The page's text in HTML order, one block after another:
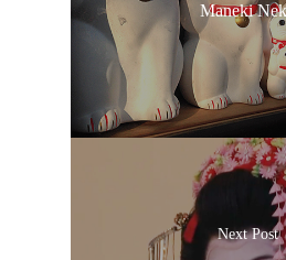
Maneki
Next Post